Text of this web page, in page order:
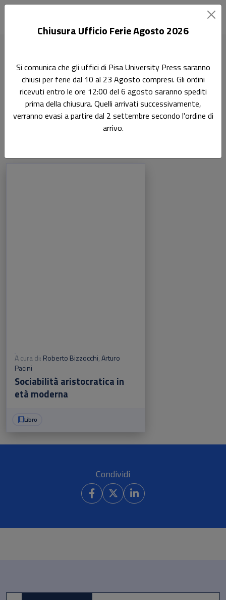
Arturo Pacini
Pagina di Arturo Pacini
A cura di: Roberto Bizzocchi,Arturo
Pacini
Sociabilità aristocratica in
età moderna
Libro
Condividi
Chiusura Ufficio Ferie Agosto 2026
Si comunica che gli uffici di Pisa University Press saranno
chiusi per ferie dal 10 al 23 Agosto compresi. Gli ordini
ricevuti entro le ore 12:00 del 6 agosto saranno spediti
prima della chiusura. Quelli arrivati successivamente,
verranno evasi a partire dal 2 settembre secondo l'ordine di
arrivo.